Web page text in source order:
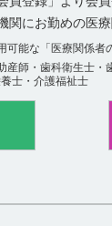
関にお勤めの医
能な「医療関係者
師・歯科衛生士
士・介護福祉士
率について検討し
及び安全性は確立
があります。（引
法及び用量は以
者の状態により適宜
8mgを1日1回、経
増悪した切除不能
った